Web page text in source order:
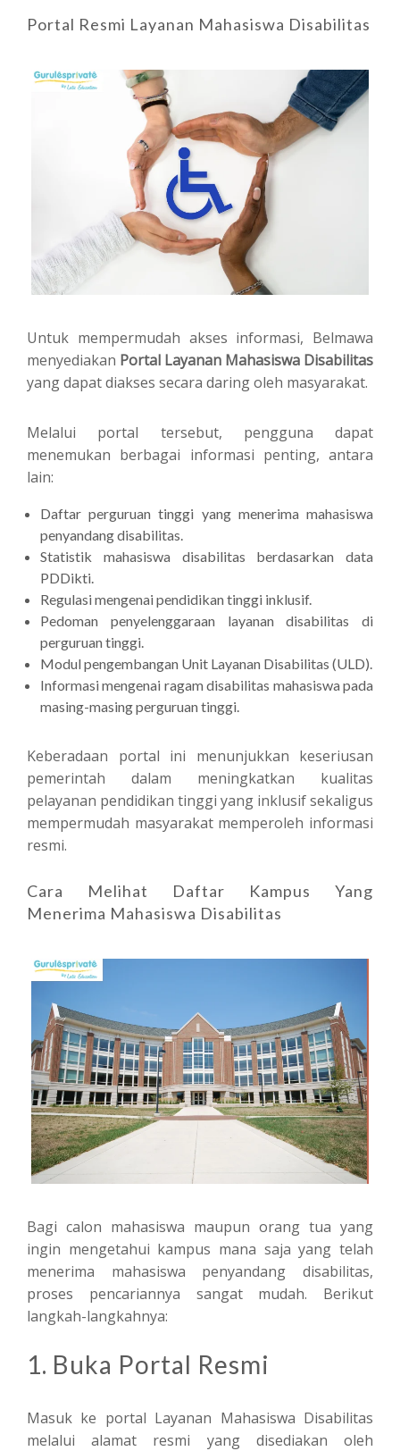
Portal Resmi Layanan Mahasiswa Disabilitas
Untuk mempermudah akses informasi, Belmawa
menyediakan Portal Layanan Mahasiswa Disabilitas
yang dapat diakses secara daring oleh masyarakat.
Melalui portal tersebut, pengguna dapat
menemukan berbagai informasi penting, antara
lain:
Daftar perguruan tinggi yang menerima mahasiswa
penyandang disabilitas.
Statistik mahasiswa disabilitas berdasarkan data
PDDikti.
Regulasi mengenai pendidikan tinggi inklusif.
Pedoman penyelenggaraan layanan disabilitas di
perguruan tinggi.
Modul pengembangan Unit Layanan Disabilitas (ULD).
Informasi mengenai ragam disabilitas mahasiswa pada
masing-masing perguruan tinggi.
Keberadaan portal ini menunjukkan keseriusan
pemerintah dalam meningkatkan kualitas
pelayanan pendidikan tinggi yang inklusif sekaligus
mempermudah masyarakat memperoleh informasi
resmi.
Cara Melihat Daftar Kampus Yang
Menerima Mahasiswa Disabilitas
Bagi calon mahasiswa maupun orang tua yang
ingin mengetahui kampus mana saja yang telah
menerima mahasiswa penyandang disabilitas,
proses pencariannya sangat mudah. Berikut
langkah-langkahnya:
1. Buka Portal Resmi
Masuk ke portal Layanan Mahasiswa Disabilitas
melalui alamat resmi yang disediakan oleh